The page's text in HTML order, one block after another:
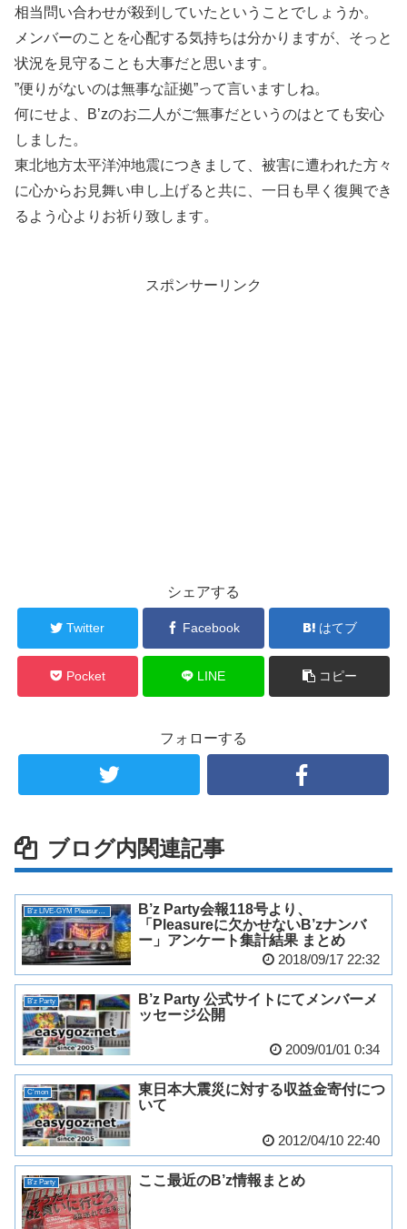
相当問い合わせが殺到していたということでしょうか。
メンバーのことを心配する気持ちは分かりますが、そっと
状況を見守ることも大事だと思います。
”便りがないのは無事な証拠”って言いますしね。
何にせよ、B’zのお二人がご無事だというのはとても安心
しました。
東北地方太平洋沖地震につきまして、被害に遭われた方々
に心からお見舞い申し上げると共に、一日も早く復興でき
るよう心よりお祈り致します。
スポンサーリンク
シェアする
Twitter Facebook はてブ
Pocket LINE コピー
フォローする
ブログ内関連記事
B'z LIVE-GYM Pleasure 2018 -HINOTORI-
B’z Party会報118号より、
「Pleasureに欠かせないB’zナンバ
ー」アンケート集計結果 まとめ
2018/09/17 22:32
B'z Party
B’z Party 公式サイトにてメンバーメ
ッセージ公開
2009/01/01 0:34
C'mon
東日本大震災に対する収益金寄付につ
いて
2012/04/10 22:40
B'z Party ここ最近のB’z情報まとめ